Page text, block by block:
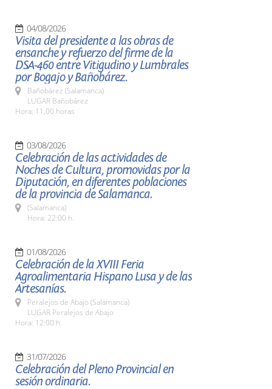
04/08/2026
Visita del presidente a las obras de
ensanche y refuerzo del firme de la
DSA-460 entre Vitigudino y Lumbrales
por Bogajo y Bañobárez.
Bañobárez (Salamanca)
LUGAR Bañobárez
Hora: 11,00 horas
03/08/2026
Celebración de las actividades de
Noches de Cultura, promovidas por la
Diputación, en diferentes poblaciones
de la provincia de Salamanca.
(Salamanca)
Hora: 22:00 h.
01/08/2026
Celebración de la XVIII Feria
Agroalimentaria Hispano Lusa y de las
Artesanías.
Peralejos de Abajo (Salamanca)
LUGAR Peralejos de Abajo
Hora: 12:00 h.
31/07/2026
Celebración del Pleno Provincial en
sesión ordinaria.